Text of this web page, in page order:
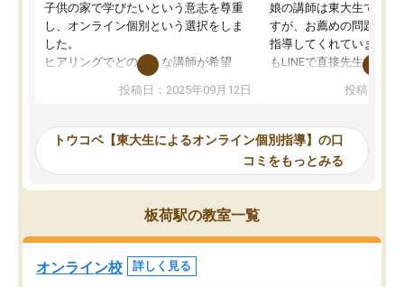
子供の家で学びたいという意志を尊重
し、オンライン個別という選択をしま
した。
ヒアリングでどのような講師が希望
か、オプションは付帯するかなど選ぶ
事が出来ました。
ーティングを行い、その講師で良いか
見てから講師を決定する事ができま
す。
うちの子は、初回面談の講師の方で決
オンラインツールを使用した単語帳の
共有があり宿題もそちらで出される形
投稿日：2025年09月12日
娘の講師は東大生では無
すが、お薦めの問題集や
指導してくれています。
もLINEで直接先生に質問
めれるので、個人に合
いなのがあり(有料)、受
ことをどんなスケジュー
くか相談したのですが、
ち期待したものではなく
くなってきたようなので
投稿日：
トウコベ【東大生によるオンライン個別指導】の口
コミをもっとみる
板荷駅の教室一覧
オンライン校 詳しく見る